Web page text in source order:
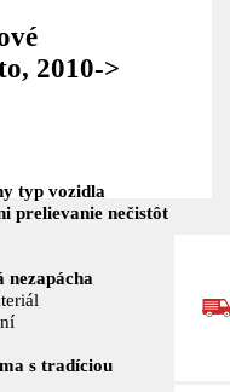
2010->
typ vozidla
prelievanie nečistôt
s tradíciou